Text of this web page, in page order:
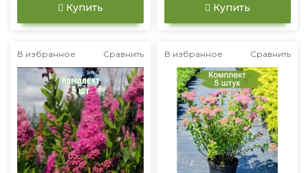
Купить Купить
В избранное Сравнить В избранное Сравнить